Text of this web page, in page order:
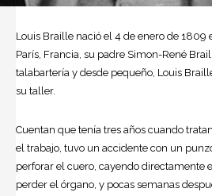
Louis Braille nació el 4 de enero de 1809
París, Francia, su padre Simon-René
talabartería y desde pequeño, Louis
su taller.
Cuentan que tenía tres años cuando
el trabajo, tuvo un accidente con un
perforar el cuero, cayendo directamente
perder el órgano, y pocas semanas